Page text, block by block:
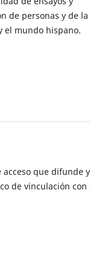
de personas y de la
el mundo hispano.
que difunde y
de vinculación con